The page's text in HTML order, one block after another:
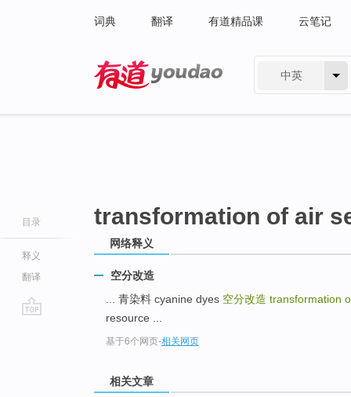
词典 翻译 有道精品课 云笔记
中英
目录
释义
翻译
transformation of air
网络释义
空分改造
... 青染料 cyanine dyes 空分改造 transformation
resource ...
基于6个网页-相关网页
相关文章